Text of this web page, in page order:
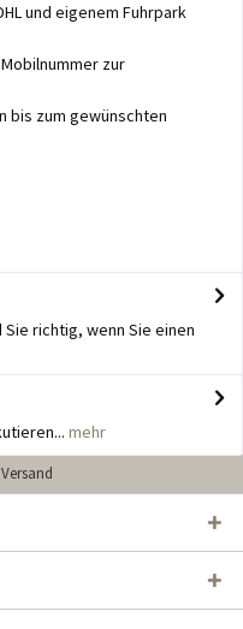
und eigenem Fuhrpark
zur
bis zum gewünschten
Sie richtig, wenn Sie einen
mehr